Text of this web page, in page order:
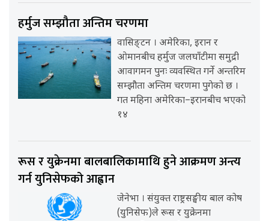
हर्मुज सम्झौता अन्तिम चरणमा
वासिङ्टन । अमेरिका, इरान र
ओमानबीच हर्मुज जलघाँटीमा समुद्री
आवागमन पुनः व्यवस्थित गर्ने अन्तरिम
सम्झौता अन्तिम चरणमा पुगेको छ ।
गत महिना अमेरिका–इरानबीच भएको
१४
रूस र युक्रेनमा बालबालिकामाथि हुने आक्रमण अन्त्य
गर्न युनिसेफको आह्वान
जेनेभा । संयुक्त राष्ट्रसङ्घीय बाल कोष
(युनिसेफ)ले रूस र युक्रेनमा